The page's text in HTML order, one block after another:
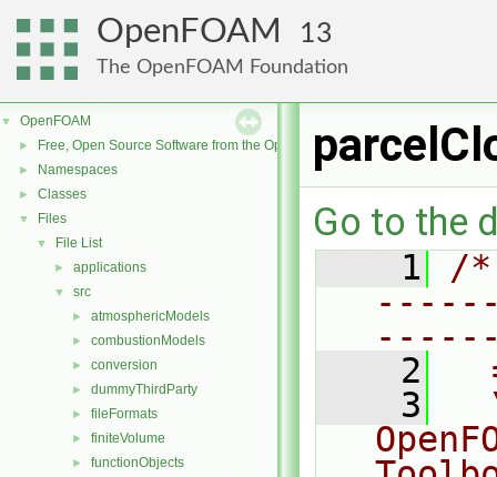
OpenFOAM 13
The OpenFOAM Foundation
▼ OpenFOAM
► Free, Open Source Software from the OpenFOAM Foundation
► Namespaces
► Classes
▼ Files
▼ File List
► applications
▼ src
► atmosphericModels
► combustionModels
► conversion
► dummyThirdParty
► fileFormats
► finiteVolume
► functionObjects
Go to the
    1
/
    2
    3